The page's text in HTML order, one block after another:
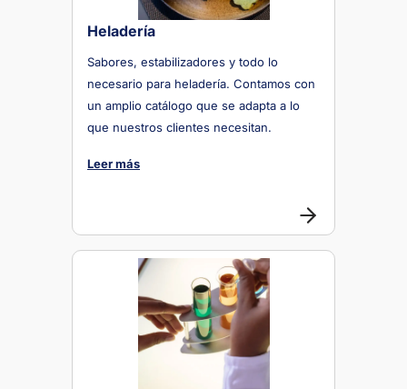
Heladería
Sabores, estabilizadores y todo lo
necesario para heladería. Contamos con
un amplio catálogo que se adapta a lo
que nuestros clientes necesitan.
Leer más